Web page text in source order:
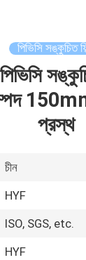
পিভিসি সঙ্কুচিত
পিভিসি
প্রস্থ
চীন
HYF
ISO, SGS, etc.
HYF